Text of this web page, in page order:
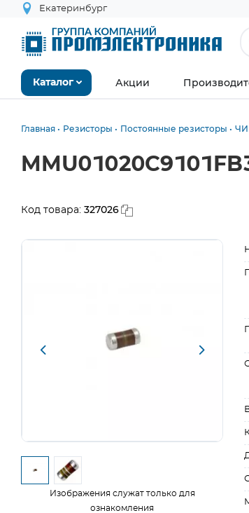
Екатеринбург
Каталог Акции
Главная Резисторы Постоянные резисторы
Код товара: 327026
Изображения служат только для
ознакомления